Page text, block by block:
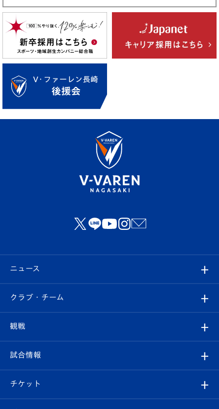
ニュース
すべて
クラブ
試合情報
クラブ・チーム
クラブ概要
エンブレム紹介
観戦
観戦ルール
はじめての観戦ガイド
試合情報
試合日程/結果
チケット